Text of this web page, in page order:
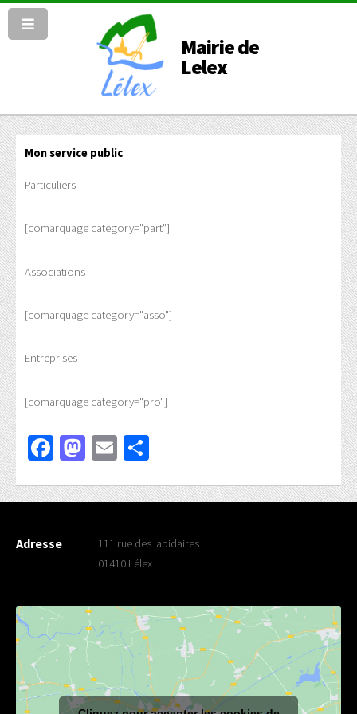
Mairie de
Lelex
Mon service public
Particuliers
[comarquage category="part"]
Associations
[comarquage category="asso"]
Entreprises
[comarquage category="pro"]
Facebook
Mastodon
Email
Adresse
111 rue des lapidaires
01410 Lélex